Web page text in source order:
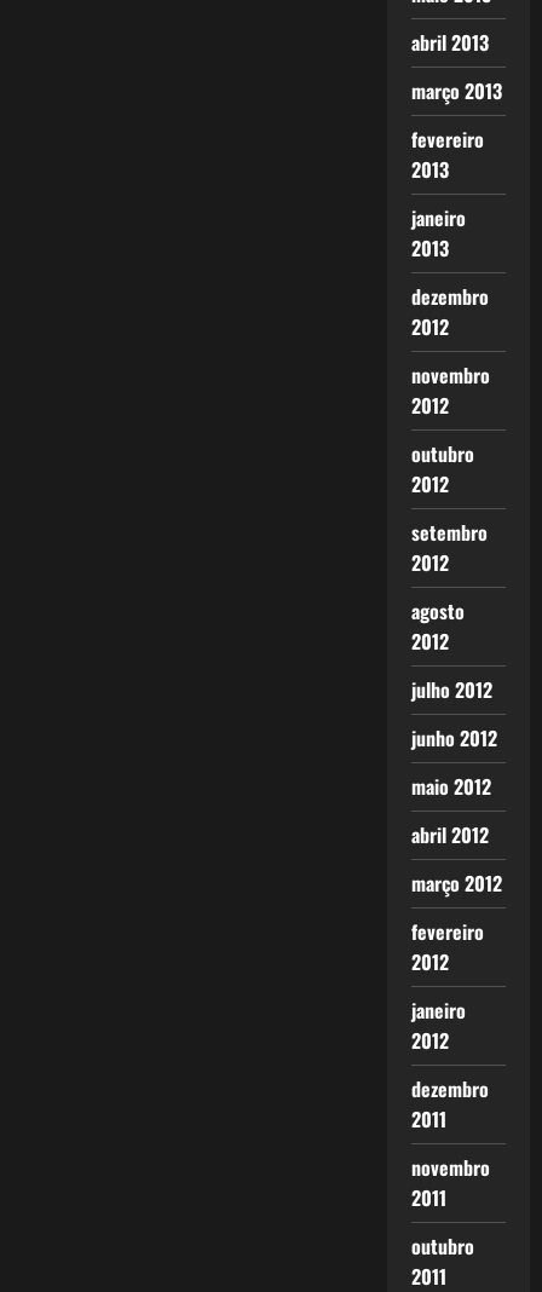
abril 2013
março 2013
fevereiro
2013
janeiro
2013
dezembro
2012
novembro
2012
outubro
2012
setembro
2012
agosto
2012
julho 2012
junho 2012
maio 2012
abril 2012
março 2012
fevereiro
2012
janeiro
2012
dezembro
2011
novembro
2011
outubro
2011